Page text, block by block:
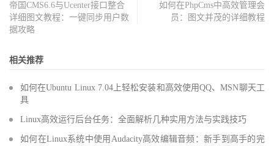
帝国CMS6.6与Ucenter接口整合
详细图文教程：一键同步用户数
据攻略
如何在PhpCms中高效管理会
员：图文并茂的详细教程
相关推荐
如何在Ubuntu Linux 7.04上轻松安装和高效使用QQ、MSN聊天工
具
Linux高效运行后台任务：全面解析几种实用方法与实践技巧
如何在Linux系统中使用Audacity高效编辑音频：新手到高手的完